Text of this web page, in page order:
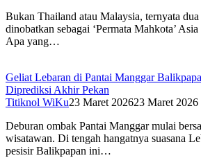
Bukan Thailand atau Malaysia, ternyata
dinobatkan sebagai ‘Permata Mahkota’
Apa yang…
Geliat Lebaran di Pantai Manggar
Diprediksi Akhir Pekan
Titiknol WiKu23 Maret 202623 Maret 2026
Deburan ombak Pantai Manggar mulai
wisatawan. Di tengah hangatnya suasana
pesisir Balikpapan ini…